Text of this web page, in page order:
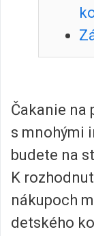
Čakanie na
s mnohými
budete na
K
nákupoch
detského